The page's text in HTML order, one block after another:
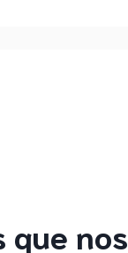
que nos